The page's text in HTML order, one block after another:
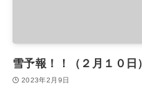
雪予報！！（２月１０日）
2023年2月9日